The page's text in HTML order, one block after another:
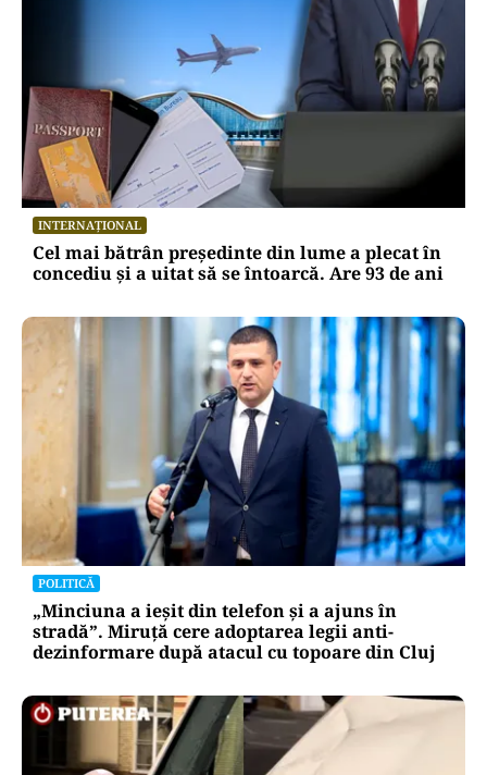
INTERNAȚIONAL
Cel mai bătrân președinte din lume a plecat în
concediu și a uitat să se întoarcă. Are 93 de ani
POLITICĂ
„Minciuna a ieșit din telefon și a ajuns în
stradă”. Miruță cere adoptarea legii anti-
dezinformare după atacul cu topoare din Cluj